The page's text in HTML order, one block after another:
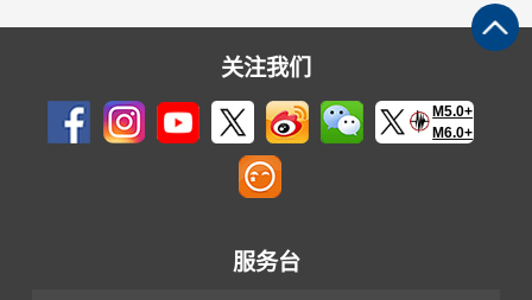
关注我们
M5.0+
M6.0+
服务台